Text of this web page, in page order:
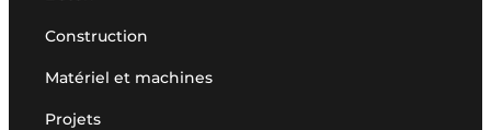
Construction
Matériel et machines
Projets